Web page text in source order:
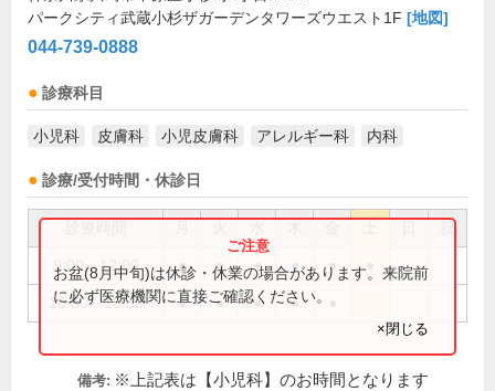
パークシティ武蔵小杉ザガーデンタワーズウエスト1F [地図]
044-739-0888
診療科目
小児科 皮膚科 小児皮膚科 アレルギー科 内科
診療/受付時間・休診日
祝
9:00～12:00 ● ● ● ● ●
16:30～18:30 ● ● ● ●
お盆(8月中旬)は休診・休業の場合があります。来院前
に必ず医療機関に直接ご確認ください。
×閉じる
備考: ※上記表は【小児科】のお時間となります